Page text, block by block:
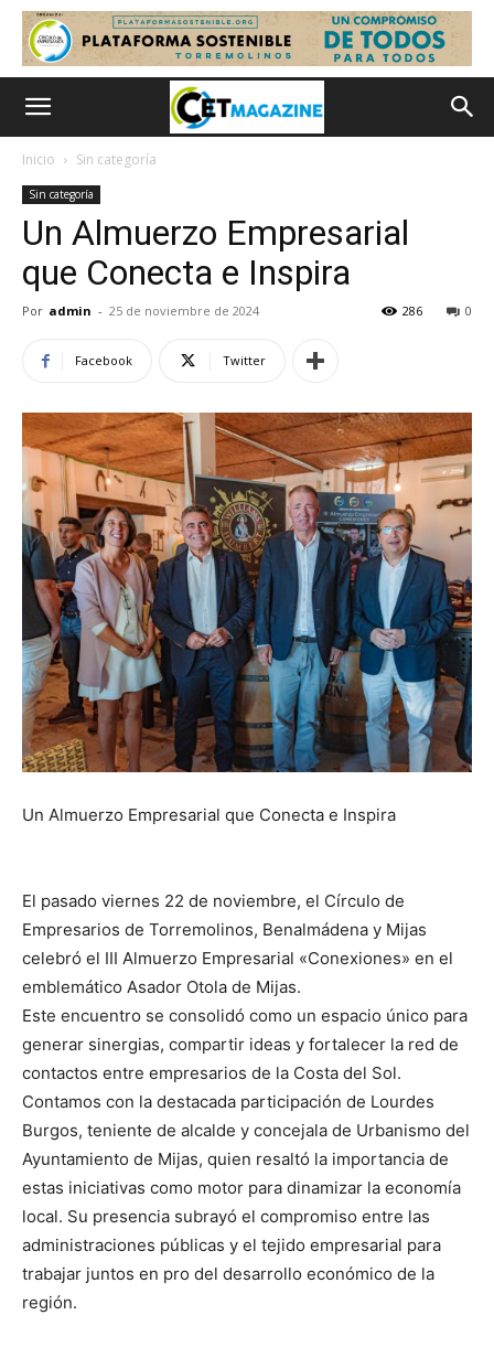
Inicio Sin categoría
Sin categoría
Un Almuerzo Empresarial
que Conecta e Inspira
Por admin - 25 de noviembre de 2024 0
286
Facebook Twitter
Un Almuerzo Empresarial que Conecta e Inspira
El pasado viernes 22 de noviembre, el Círculo de
Empresarios de Torremolinos, Benalmádena y Mijas
celebró el III Almuerzo Empresarial «Conexiones» en el
emblemático Asador Otola de Mijas.
Este encuentro se consolidó como un espacio único para
generar sinergias, compartir ideas y fortalecer la red de
contactos entre empresarios de la Costa del Sol.
Contamos con la destacada participación de Lourdes
Burgos, teniente de alcalde y concejala de Urbanismo del
Ayuntamiento de Mijas, quien resaltó la importancia de
estas iniciativas como motor para dinamizar la economía
local. Su presencia subrayó el compromiso entre las
administraciones públicas y el tejido empresarial para
trabajar juntos en pro del desarrollo económico de la
región.